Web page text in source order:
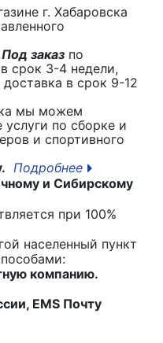
г. Хабаровска
Под заказ по
срок 3-4 недели,
в срок 9-12
мы можем
по сборке и
и спортивного
Подробнее
и Сибирскому
при 100%
населенный пункт
компанию.
EMS Почту